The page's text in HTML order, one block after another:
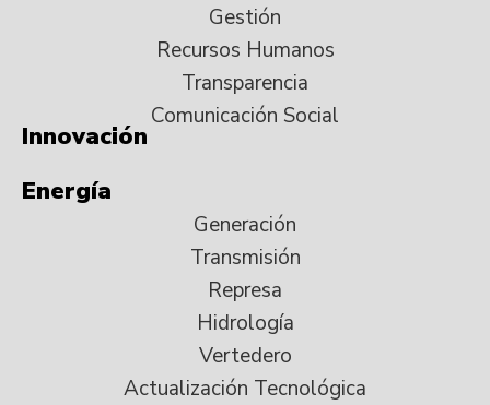
Gestión
Recursos Humanos
Transparencia
Comunicación Social
Innovación
Energía
Generación
Transmisión
Represa
Hidrología
Vertedero
Actualización Tecnológica